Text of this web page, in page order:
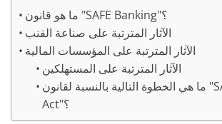
ما هو قانون "SAFE Banking"؟
الآثار المترتبة على صناعة القنب
الآثار المترتبة على المؤسسات المالية
الآثار المترتبة على المستهلكين
ما هي الخطوة التالية بالنسبة لقانون "SAFE Banking
Act"؟